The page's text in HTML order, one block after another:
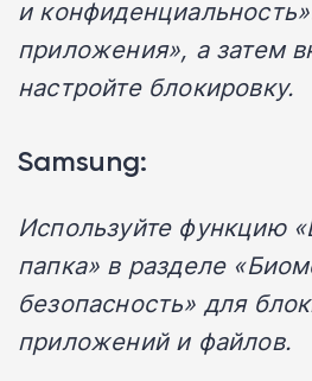
и
приложения», а затем
настройте блокировку.
Samsung:
Используйте функцию
папка» в разделе
безопасность» для
приложений и файлов.